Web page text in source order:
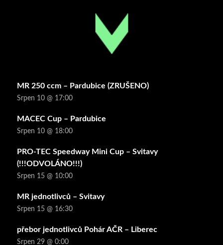
MR 250 ccm – Pardubice (ZRUŠENO)
Srpen 10 @ 17:00
MACEC Cup – Pardubice
Srpen 10 @ 18:00
PRO-TEC Speedway Mini Cup – Svitavy
(!!!ODVOLÁNO!!!)
Srpen 15 @ 10:00
MR jednotlivců – Svitavy
Srpen 15 @ 16:30
přebor jednotlivců Pohár AČR – Liberec
Srpen 29 @ 0:00